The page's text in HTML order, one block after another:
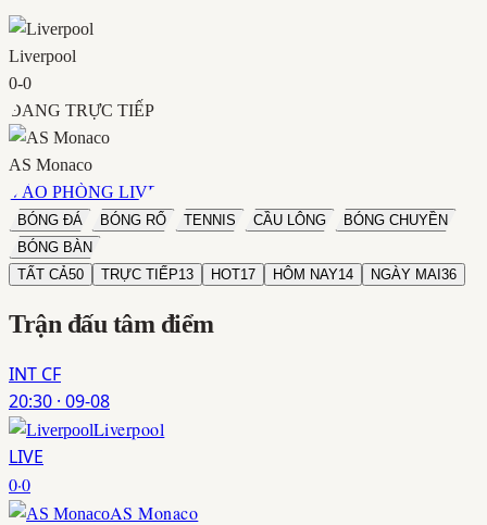
Liverpool
0-0
ĐANG TRỰC TIẾP
AS Monaco
VÀO PHÒNG LIVE
BÓNG ĐÁ BÓNG RỔ TENNIS CẦU LÔNG
BÓNG CHUYỀN
BÓNG BÀN
TẤT CẢ50 TRỰC TIẾP13 HOT17 HÔM NAY14 NGÀY MAI 36
Trận đấu tâm điểm
INT CF
20:30 · 09-08
Liverpool
LIVE
0·0
AS Monaco